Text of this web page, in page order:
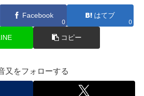
Facebook
0
はてブ
0
コピー
又をフォローする